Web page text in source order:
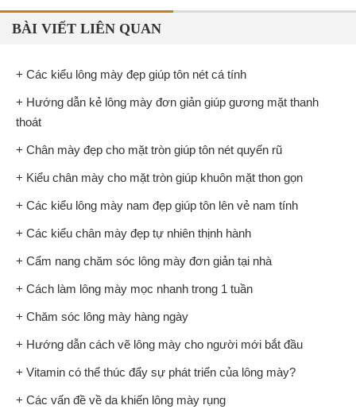
BÀI VIẾT LIÊN QUAN
+ Các kiểu lông mày đẹp giúp tôn nét cá tính
+ Hướng dẫn kẻ lông mày đơn giản giúp gương mặt thanh
thoát
+ Chân mày đẹp cho mặt tròn giúp tôn nét quyến rũ
+ Kiểu chân mày cho mặt tròn giúp khuôn mặt thon gọn
+ Các kiểu lông mày nam đẹp giúp tôn lên vẻ nam tính
+ Các kiểu chân mày đẹp tự nhiên thịnh hành
+ Cẩm nang chăm sóc lông mày đơn giản tại nhà
+ Cách làm lông mày mọc nhanh trong 1 tuần
+ Chăm sóc lông mày hàng ngày
+ Hướng dẫn cách vẽ lông mày cho người mới bắt đầu
+ Vitamin có thể thúc đẩy sự phát triển của lông mày?
+ Các vấn đề về da khiến lông mày rụng